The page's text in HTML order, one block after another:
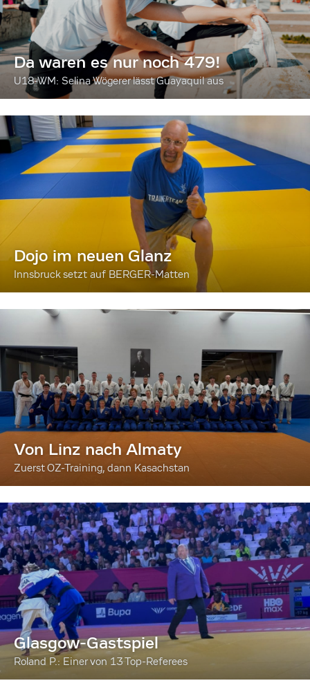
Da waren es nur noch 479!
U18-WM: Selina Wögerer lässt Guayaquil aus
Dojo im neuen Glanz
Innsbruck setzt auf BERGER-Matten
Von Linz nach Almaty
Zuerst OZ-Training, dann Kasachstan
Glasgow-Gastspiel
Roland P.: Einer von 13 Top-Referees